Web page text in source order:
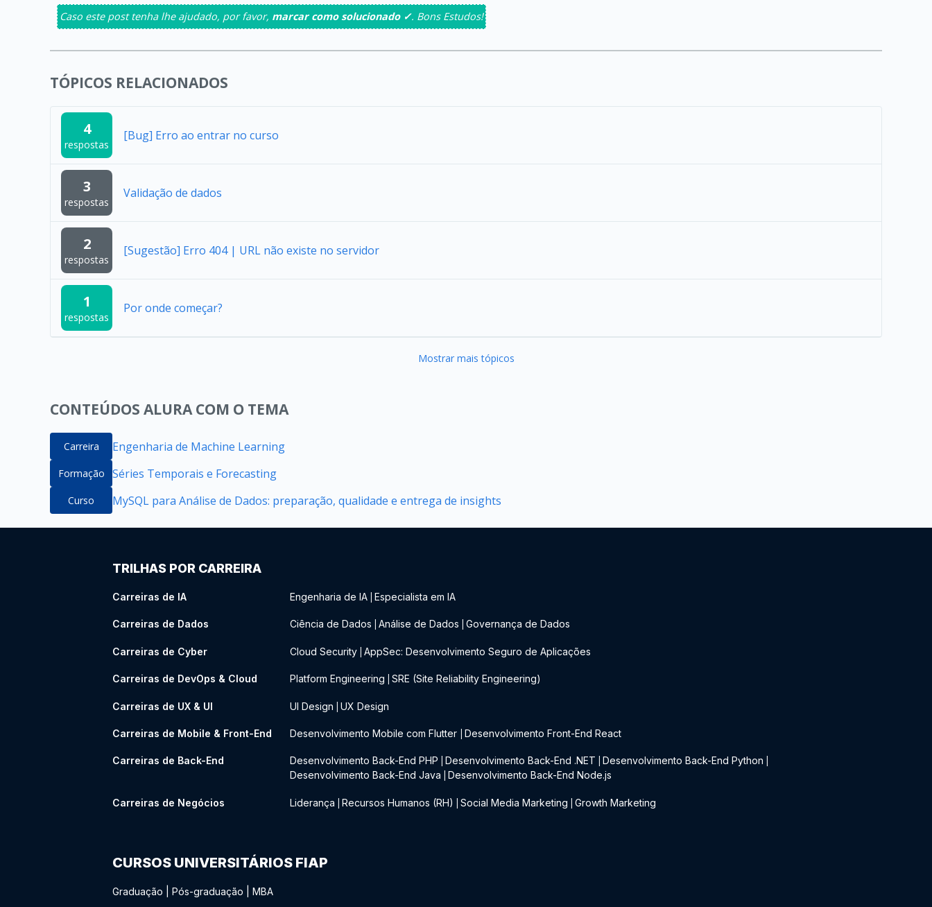
Caso este post tenha lhe ajudado, por favor, marcar como solucionado ✓. Bons Estudos!
TÓPICOS RELACIONADOS
4
respostas
[Bug] Erro ao entrar no curso
3
respostas
Validação de dados
2
respostas
[Sugestão] Erro 404 | URL não existe no servidor
1
respostas
Por onde começar?
Mostrar mais tópicos
CONTEÚDOS ALURA COM O TEMA
Carreira Engenharia de Machine Learning
Formação Séries Temporais e Forecasting
Curso MySQL para Análise de Dados: preparação, qualidade e entrega de insights
TRILHAS POR CARREIRA
Carreiras de IA Engenharia de IA Especialista em IA
Carreiras de Dados Ciência de Dados Análise de Dados Governança de Dados
Carreiras de Cyber Cloud Security AppSec: Desenvolvimento Seguro de Aplicações
Carreiras de DevOps & Cloud Platform Engineering SRE (Site Reliability Engineering)
Carreiras de UX & UI UI Design UX Design
Carreiras de Mobile & Front-End Desenvolvimento Mobile com Flutter Desenvolvimento Front-End React
Carreiras de Back-End Desenvolvimento Back-End PHP Desenvolvimento Back-End .NET Desenvolvimento Back-End Python
Desenvolvimento Back-End Java Desenvolvimento Back-End Node.js
Carreiras de Negócios Liderança Recursos Humanos (RH) Social Media Marketing Growth Marketing
CURSOS UNIVERSITÁRIOS FIAP
Graduação Pós-graduação MBA